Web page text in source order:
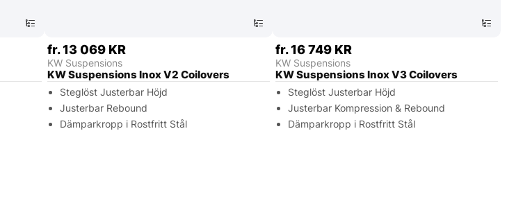
fr. 13 069 KR
KW Suspensions
KW Suspensions Inox V2 Coilovers
Steglöst Justerbar Höjd
Justerbar Rebound
Dämparkropp i Rostfritt Stål
fr. 16 749 KR
KW Suspensions
KW Suspensions Inox V3 Coilovers
Steglöst Justerbar Höjd
Justerbar Kompression & Rebound
Dämparkropp i Rostfritt Stål